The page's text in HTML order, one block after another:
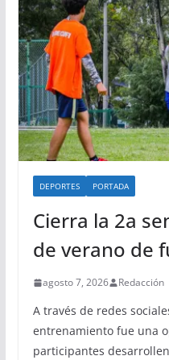
DEPORTES PORTADA
Cierra la 2a
de verano de
agosto 7, 2026 Redacción
A través de redes
entrenamiento fue una
participantes